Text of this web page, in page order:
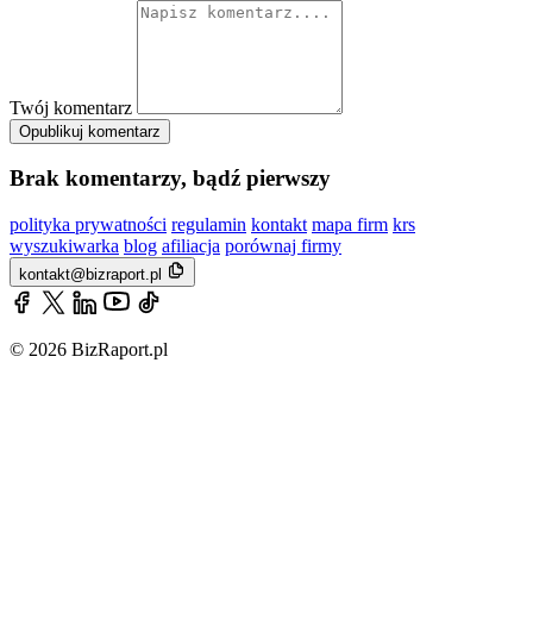
Twój komentarz
Opublikuj komentarz
Brak komentarzy, bądź pierwszy
polityka prywatności regulamin kontakt mapa firm krs
wyszukiwarka blog afiliacja porównaj firmy
kontakt@bizraport.pl
© 2026 BizRaport.pl